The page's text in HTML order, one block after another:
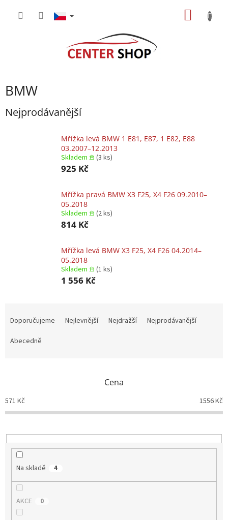
BMW
Nejprodávanější
Mřížka levá BMW 1 E81, E87, 1 E82, E88
03.2007–12.2013
Skladem 𖠿 (3 ks)
925 Kč
Mřížka pravá BMW X3 F25, X4 F26 09.2010–
05.2018
Skladem 𖠿 (2 ks)
814 Kč
Mřížka levá BMW X3 F25, X4 F26 04.2014–
05.2018
Skladem 𖠿 (1 ks)
1 556 Kč
o
d
k
t
Doporučujeme Nejlevnější Nejdražší
Nejprodávanější
Abecedně
Cena
571 Kč 1556Kč
Na skladě 4
AKCE 0